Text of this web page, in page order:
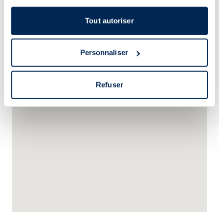
cookies ou en cliquant sur l'icône de confidentialité.
géographique qui peuvent être précises à plusieurs
mètres près
pour en relever les caractéristiques spécifiques
(empreintes digitales).
Tout autoriser
Personnaliser
Refuser